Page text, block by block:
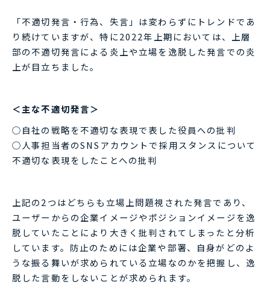
「不適切発言・行為、失言」は変わらずにトレンドであ
り続けていますが、特に2022年上期においては、上層
部の不適切発言による炎上や立場を逸脱した発言での炎
上が目立ちました。
＜主な不適切発言＞
○自社の戦略を不適切な表現で表した役員への批判
○人事担当者のSNSアカウントで採用スタンスについて
不適切な表現をしたことへの批判
上記の2つはどちらも立場上問題視された発言であり、
ユーザーからの企業イメージやポジションイメージを逸
脱していたことにより大きく批判されてしまったと分析
しています。防止のためには企業や部署、自身がどのよ
うな振る舞いが求められている立場なのかを把握し、逸
脱した言動をしないことが求められます。